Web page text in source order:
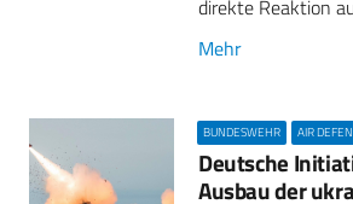
direkte Reaktion
Mehr
BUNDESWEHR AIR
Deutsche
Ausbau der